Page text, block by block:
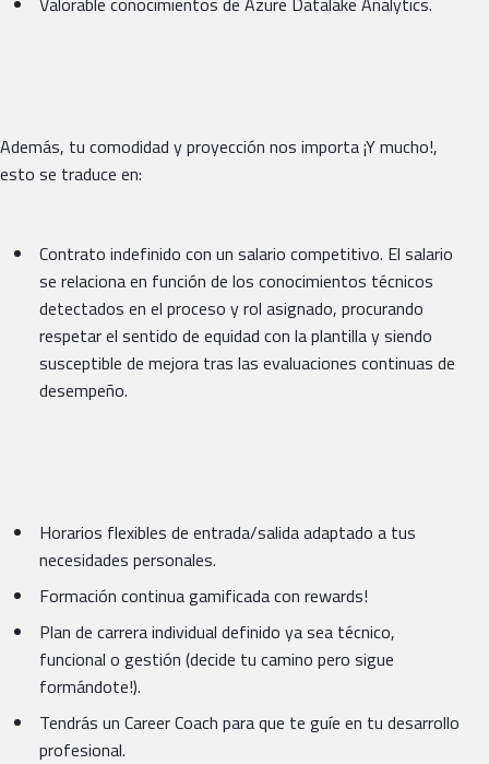
Además, tu comodidad y proyección nos importa ¡Y mucho!,
esto se traduce en:
Contrato indefinido con un salario competitivo. El salario
se relaciona en función de los conocimientos técnicos
detectados en el proceso y rol asignado, procurando
respetar el sentido de equidad con la plantilla y siendo
susceptible de mejora tras las evaluaciones continuas de
desempeño.
Horarios flexibles de entrada/salida adaptado a tus
necesidades personales.
Formación continua gamificada con rewards!
Plan de carrera individual definido ya sea técnico,
funcional o gestión (decide tu camino pero sigue
formándote!).
Tendrás un Career Coach para que te guíe en tu desarrollo
profesional.